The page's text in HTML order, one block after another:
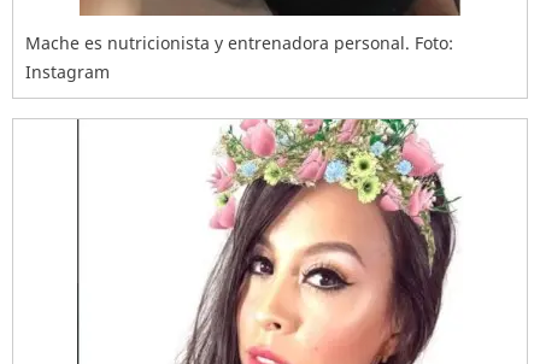
Mache es nutricionista y entrenadora personal. Foto:
Instagram